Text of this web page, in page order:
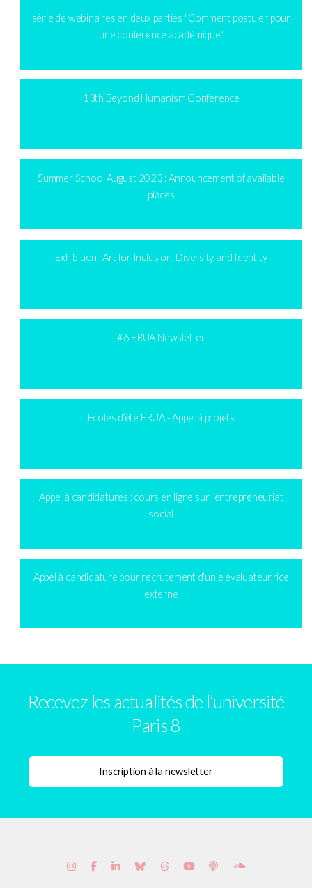
série de webinaires en deux parties "Comment postuler pour
une conférence académique"
13th Beyond Humanism Conference
Summer School August 2023 : Announcement of available
places
Exhibition : Art for Inclusion, Diversity and Identity
#6 ERUA Newsletter
Ecoles d’été ERUA - Appel à projets
Appel à candidatures : cours en ligne sur l’entrepreneuriat
social
Appel à candidature pour recrutement d’un.e évaluateur.rice
externe
Recevez les actualités de l’université
Paris 8